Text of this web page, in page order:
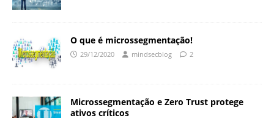
O que é microssegmentação!
29/12/2020 mindsecblog 2
Microssegmentação e Zero Trust protege
ativos críticos